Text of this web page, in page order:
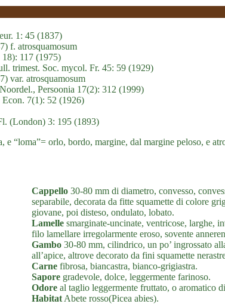
1: 45 (1837)
f. atrosquamosum
117 (1975)
trimest. Soc. mycol. Fr. 45: 59 (1929)
var. atrosquamosum
Persoonia 17(2): 312 (1999)
7(1): 52 (1926)
(London) 3: 195 (1893)
“loma”= orlo, bordo, margine, dal margine peloso, e
Cappello 30-80 mm di diametro, convesso,
separabile, decorata da fitte squamette di colore
giovane, poi disteso, ondulato, lobato.
Lamelle smarginate-uncinate, ventricose, larghe,
filo lamellare irregolarmente eroso, sovente
Gambo 30-80 mm, cilindrico, un po’ ingrossato
all’apice, altrove decorato da fini squamette
Carne fibrosa, biancastra, bianco-grigiastra.
Sapore gradevole, dolce, leggermente farinoso.
Odore al taglio leggermente fruttato, o aromatico
Habitat Abete rosso(Picea abies).